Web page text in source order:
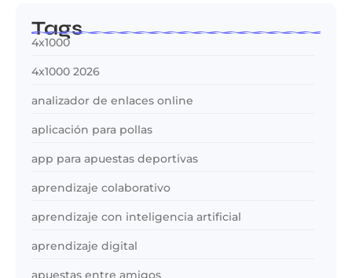
Tags
4x1000
4x1000 2026
analizador de enlaces online
aplicación para pollas
app para apuestas deportivas
aprendizaje colaborativo
aprendizaje con inteligencia artificial
aprendizaje digital
apuestas entre amigos